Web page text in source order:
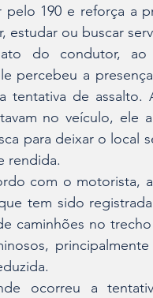
pelo 190 e reforça a
estudar ou buscar
do condutor,
percebeu a
tentativa de assalto.
no veículo, ele
para deixar o local
rendida.
com o motorista,
tem sido
caminhões no
ocorreu a